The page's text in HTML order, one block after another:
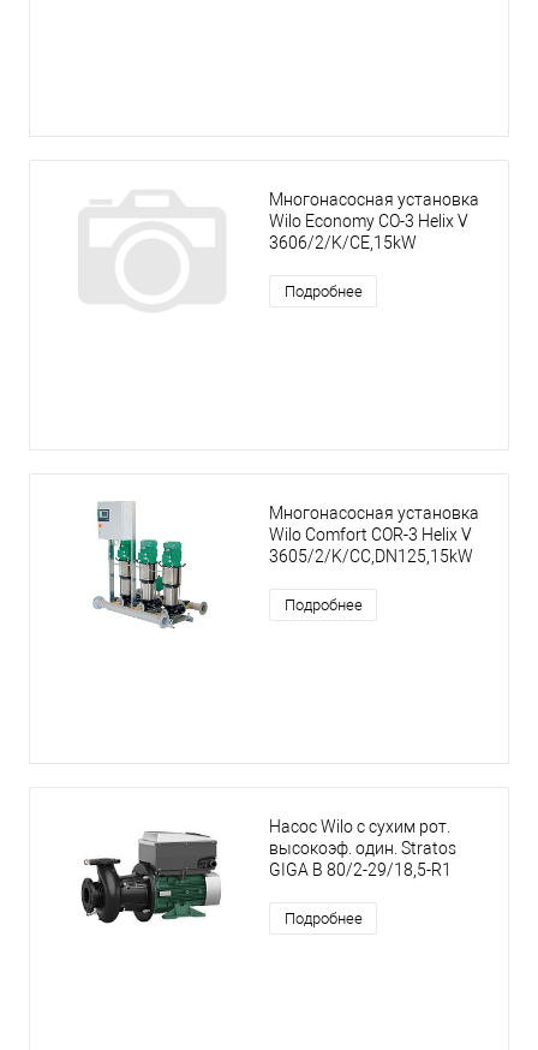
Многонасосная установка
Wilo Economy CO-3 Helix V
3606/2/K/CE,15kW
Подробнее
Многонасосная установка
Wilo Comfort COR-3 Helix V
3605/2/K/CC,DN125,15kW
Подробнее
Насос Wilo с сухим рот.
высокоэф. один. Stratos
GIGA B 80/2-29/18,5-R1
Подробнее